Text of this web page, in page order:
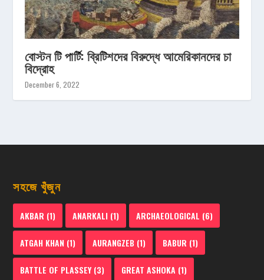
বোস্টন টি পার্টি: ব্রিটিশদের বিরুদ্ধে আমেরিকানদের চা
বিদ্রোহ
December 6, 2022
সহজে খুঁজুন
AKBAR (1) ANARKALI (1) ARCHAEOLOGICAL (6)
ATGAH KHAN (1) AURANGZEB (1) BABUR (1)
BATTLE OF PLASSEY(3) GREAT ASHOKA (1)